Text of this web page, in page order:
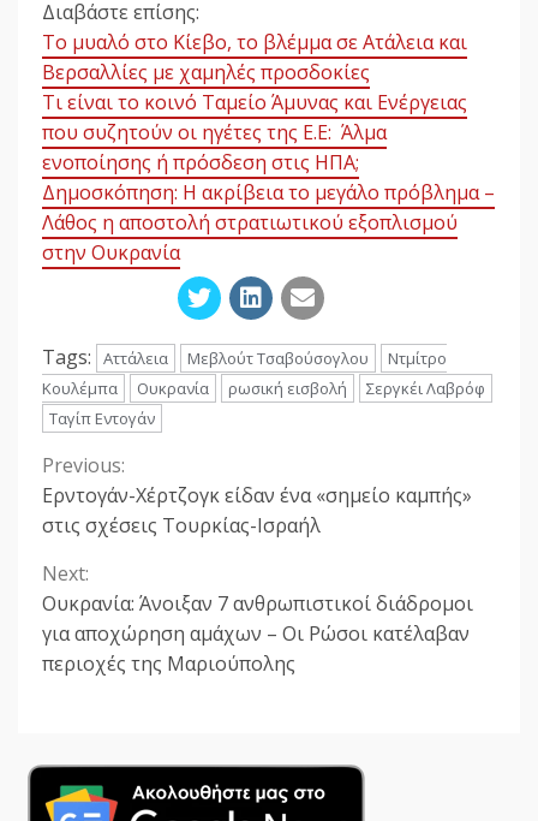
Διαβάστε επίσης:
Το μυαλό στο Κίεβο, το βλέμμα σε Ατάλεια και
Βερσαλλίες με χαμηλές προσδοκίες
Τι είναι το κοινό Ταμείο Άμυνας και Ενέργειας
που συζητούν οι ηγέτες της Ε.Ε: Άλμα
ενοποίησης ή πρόσδεση στις ΗΠΑ;
Δημοσκόπηση: Η ακρίβεια το μεγάλο πρόβλημα –
Λάθος η αποστολή στρατιωτικού εξοπλισμού
στην Ουκρανία
Tags: Αττάλεια Μεβλούτ Τσαβούσογλου
Ντμίτρο
Κουλέμπα
Ουκρανία ρωσική εισβολή
Σεργκέι Λαβρόφ
Ταγίπ Εντογάν
Continue
Reading
Previous:
Ερντογάν-Χέρτζογκ είδαν ένα «σημείο καμπής»
στις σχέσεις Τουρκίας-Ισραήλ
Next:
Ουκρανία: Άνοιξαν 7 ανθρωπιστικοί διάδρομοι
για αποχώρηση αμάχων – Οι Ρώσοι κατέλαβαν
περιοχές της Μαριούπολης